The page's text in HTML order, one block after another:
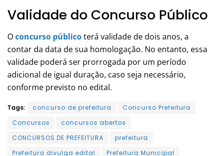
Validade do Concurso Público
Oconcurso públicoterá validade de dois anos, a
contar da data de sua homologação. No entanto, essa
validade poderá ser prorrogada por um período
adicional de igual duração, caso seja necessário,
conforme previsto no edital.
Tags: concurso de prefeitura
Concurso Prefeitura
Concursos
concursos abertos
CONCURSOS DE PREFEITURA
prefeitura
Prefeitura divulga edital
Prefeitura Municipal